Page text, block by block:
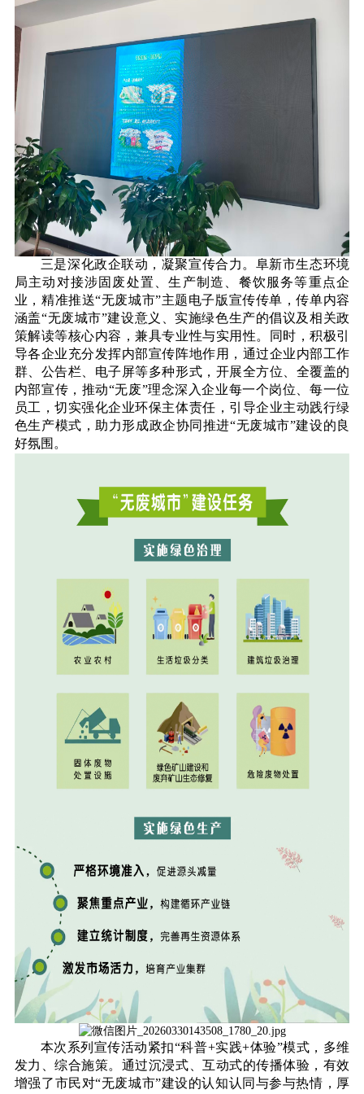
三是深化政企联动，凝聚宣传合力。阜新市生态环境
局主动对接涉固废处置、生产制造、餐饮服务等重点企
业，精准推送“无废城市”主题电子版宣传传单，传单内容
涵盖“无废城市”建设意义、实施绿色生产的倡议及相关政
策解读等核心内容，兼具专业性与实用性。同时，积极引
导各企业充分发挥内部宣传阵地作用，通过企业内部工作
群、公告栏、电子屏等多种形式，开展全方位、全覆盖的
内部宣传，推动“无废”理念深入企业每一个岗位、每一位
员工，切实强化企业环保主体责任，引导企业主动践行绿
色生产模式，助力形成政企协同推进“无废城市”建设的良
好氛围。
本次系列宣传活动紧扣“科普+实践+体验”模式，多维
发力、综合施策。通过沉浸式、互动式的传播体验，有效
增强了市民对“无废城市”建设的认知认同与参与热情，厚